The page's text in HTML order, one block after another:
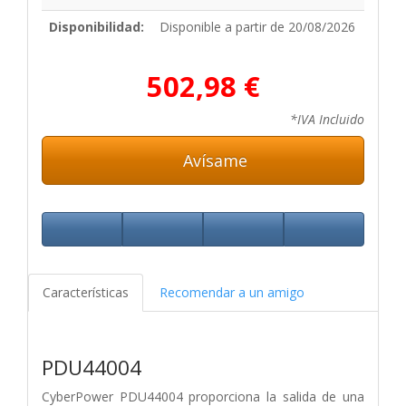
Disponibilidad:
Disponible a partir de 20/08/2026
502,98 €
*IVA Incluido
Avísame
Características Recomendar a un amigo
PDU44004
CyberPower PDU44004 proporciona la salida de una